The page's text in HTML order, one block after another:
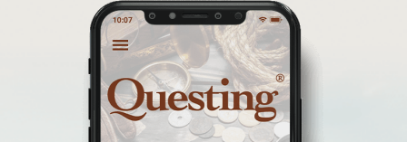
Warka
turystyka śląsk
top questy
Tokarnia
śląsk
Ruda Maleniecka
questinggryterenowe
Questing Świętokrzyskie
questing śląskie